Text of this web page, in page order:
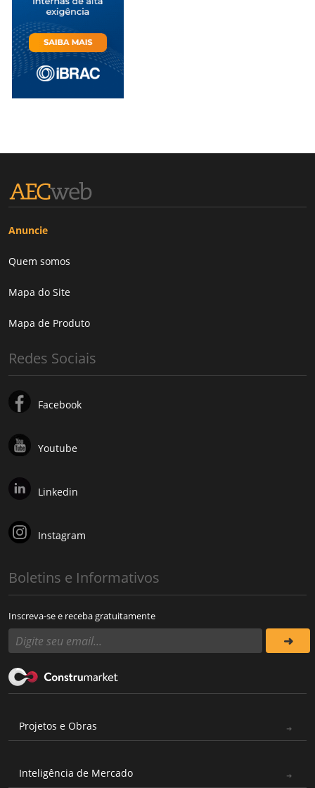
Anuncie
Quem somos
Mapa do Site
Mapa de Produto
Redes Sociais
Facebook
Youtube
Linkedin
Instagram
Boletins e Informativos
Inscreva-se e receba gratuitamente
Projetos e Obras
Inteligência de Mercado